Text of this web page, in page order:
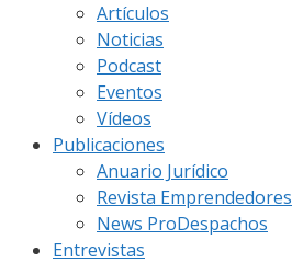
Artículos
Noticias
Podcast
Eventos
Vídeos
Publicaciones
Anuario Jurídico
Revista Emprendedores
News ProDespachos
Entrevistas